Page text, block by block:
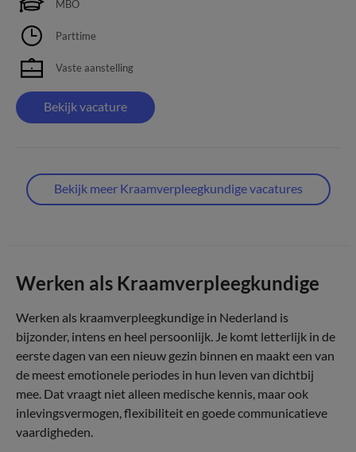
MBO
Parttime
Vaste aanstelling
Bekijk vacature
Bekijk meer Kraamverpleegkundige vacatures
Werken als Kraamverpleegkundige
Werken als kraamverpleegkundige in Nederland is
bijzonder, intens en heel persoonlijk. Je komt letterlijk in de
eerste dagen van een nieuw gezin binnen en maakt een van
de meest emotionele periodes in hun leven van dichtbij
mee. Dat vraagt niet alleen medische kennis, maar ook
inlevingsvermogen, flexibiliteit en goede communicatieve
vaardigheden.